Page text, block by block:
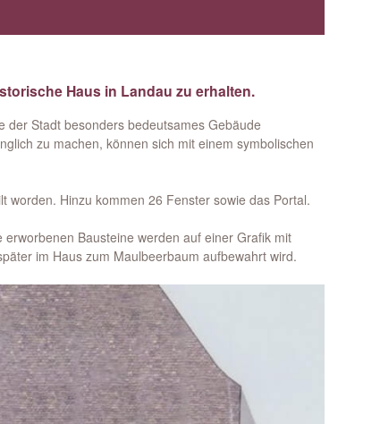
Haus in Landau zu erhalten.
der Stadt besonders bedeutsames Gebäude
zu machen, können sich mit einem symbolischen
worden. Hinzu kommen 26 Fenster sowie das Portal.
erworbenen Bausteine werden auf einer Grafik mit
im Haus zum Maulbeerbaum aufbewahrt wird.